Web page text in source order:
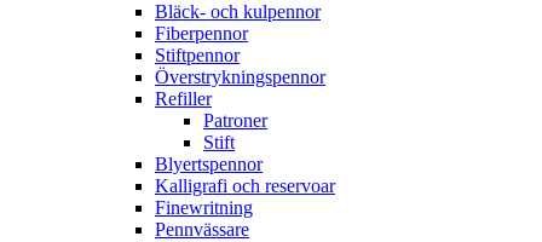
Bläck- och kulpennor
Fiberpennor
Stiftpennor
Överstrykningspennor
Refiller
Patroner
Stift
Blyertspennor
Kalligrafi och reservoar
Finewritning
Pennvässare